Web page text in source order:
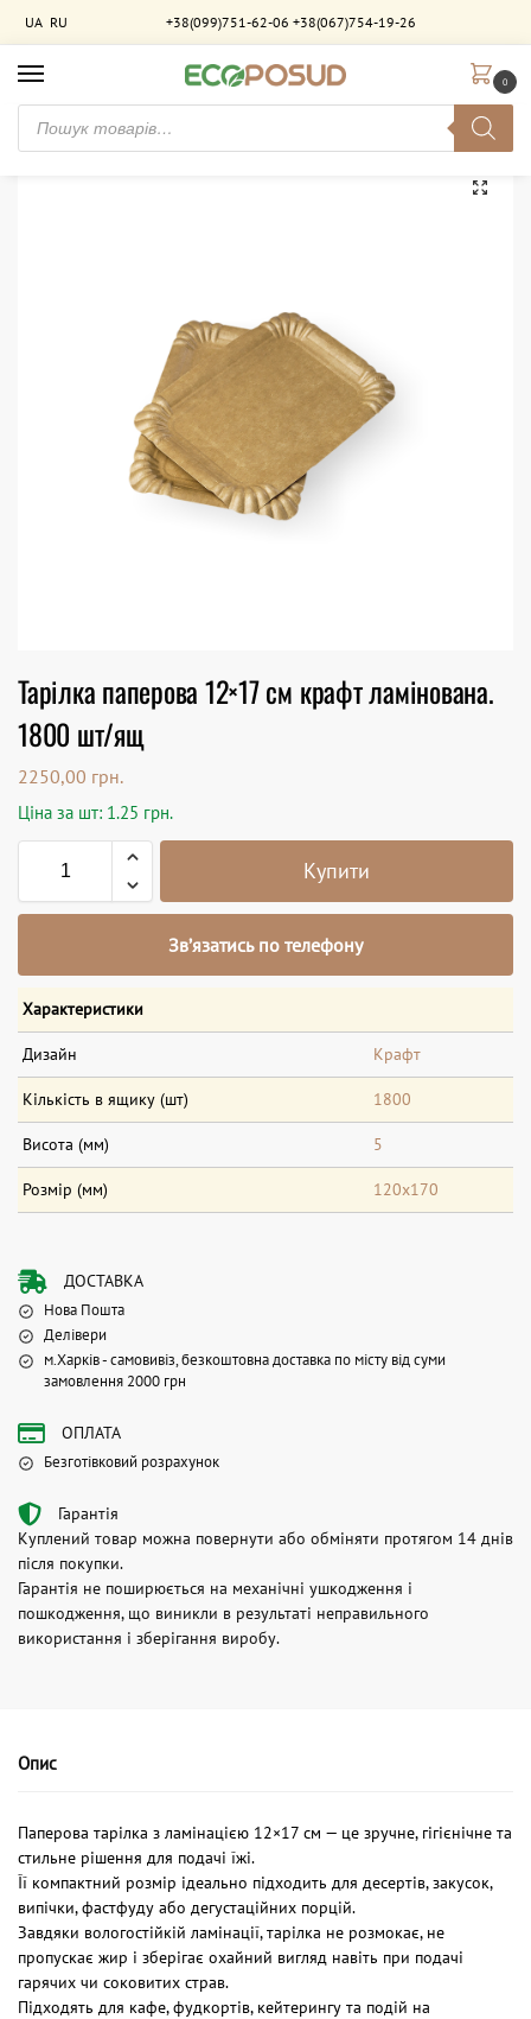
UA RU +38(099)751-62-06 +38(067)754-19-26
0
Головна / Тарілки паперові Тарілка паперова 12×17 см крафт ламінована. 1800 шт/ящ
Тарілка паперова 12×17 см крафт ламінована.
1800 шт/ящ
2250,00 грн.
Ціна за шт: 1.25 грн.
Купити
Зв’язатись по телефону
Характеристики
Дизайн Крафт
Кількість в ящику (шт) 1800
Висота (мм) 5
Розмір (мм) 120х170
ДОСТАВКА
Нова Пошта
Делівери
м.Харків - самовивіз, безкоштовна доставка по місту від суми
замовлення 2000 грн
ОПЛАТА
Безготівковий розрахунок
Гарантія
Куплений товар можна повернути або обміняти протягом 14 днів
після покупки.
Гарантія не поширюється на механічні ушкодження і
пошкодження, що виникли в результаті неправильного
використання і зберігання виробу.
Опис
Паперова тарілка з ламінацією 12×17 см — це зручне, гігієнічне та
стильне рішення для подачі їжі.
Її компактний розмір ідеально підходить для десертів, закусок,
випічки, фастфуду або дегустаційних порцій.
Завдяки вологостійкій ламінації, тарілка не розмокає, не
пропускає жир і зберігає охайний вигляд навіть при подачі
гарячих чи соковитих страв.
Підходять для кафе, фудкортів, кейтерингу та подій на